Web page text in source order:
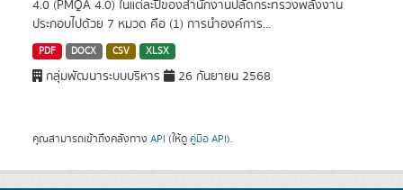
4.0 (PMQA 4.0) ในแต่ละปีของสำนักงานปลัดกระทรวงพลังงาน
ประกอบไปด้วย 7 หมวด คือ (1) การนำองค์การ...
PDF DOCX CSV XLSX
กลุ่มพัฒนาระบบบริหาร 26 กันยายน 2568
คุณสามารถเข้าถึงคลังทาง API (ให้ดู คู่มือ API).